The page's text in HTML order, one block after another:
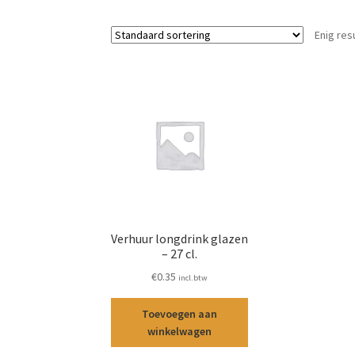
Enig
Verhuur longdrink glazen
– 27 cl.
€0.35 incl.btw
Toevoegen aan
winkelwagen